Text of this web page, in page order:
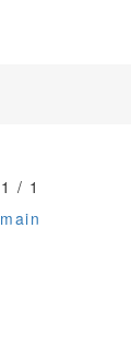
1 / 1
main